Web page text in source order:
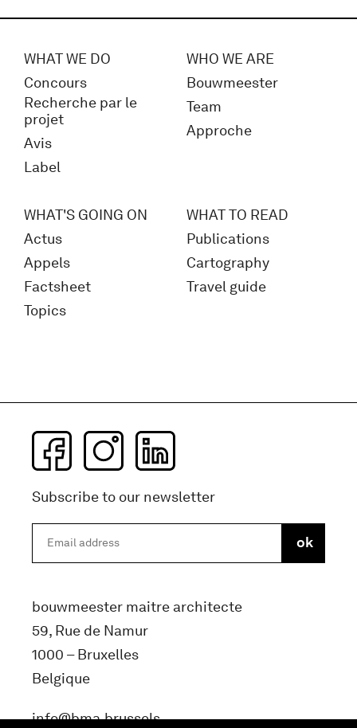
WHAT WE DO
Concours
Recherche par le
projet
Avis
Label
WHO WE ARE
Bouwmeester
Team
Approche
WHAT'S GOING ON
Actus
Appels
Factsheet
Topics
WHAT TO READ
Publications
Cartography
Travel guide
Subscribe to our newsletter
bouwmeester maitre architecte
59, Rue de Namur
1000 – Bruxelles
Belgique
info@bma.brussels